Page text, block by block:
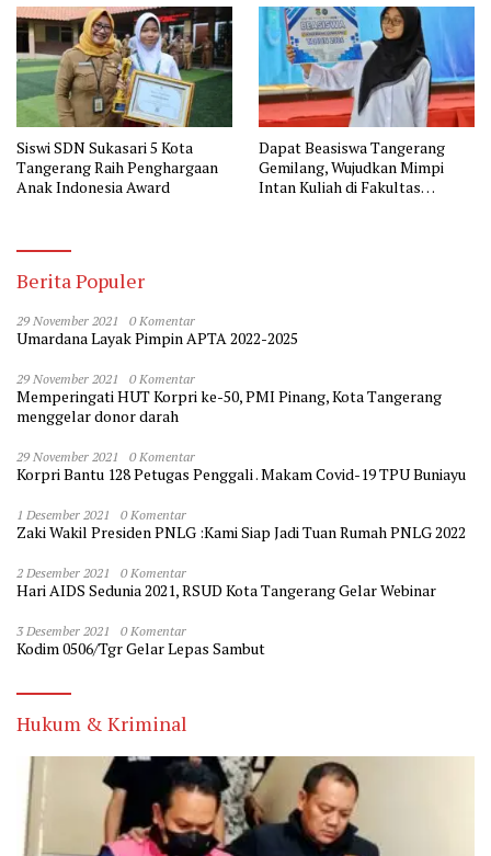
Siswi SDN Sukasari 5 Kota
Tangerang Raih Penghargaan
Anak Indonesia Award
Dapat Beasiswa Tangerang
Gemilang, Wujudkan Mimpi
Intan Kuliah di Fakultas
Berita Populer
29 November 2021 0 Komentar
Umardana Layak Pimpin APTA 2022-2025
29 November 2021 0 Komentar
Memperingati HUT Korpri ke-50, PMI Pinang, Kota Tangerang
menggelar donor darah
29 November 2021 0 Komentar
Korpri Bantu 128 Petugas Penggali . Makam Covid-19 TPU Buniayu
1 Desember 2021 0 Komentar
Zaki Wakil Presiden PNLG :Kami Siap Jadi Tuan Rumah PNLG 2022
2 Desember 2021 0 Komentar
Hari AIDS Sedunia 2021, RSUD Kota Tangerang Gelar Webinar
3 Desember 2021 0 Komentar
Kodim 0506/Tgr Gelar Lepas Sambut
Hukum & Kriminal